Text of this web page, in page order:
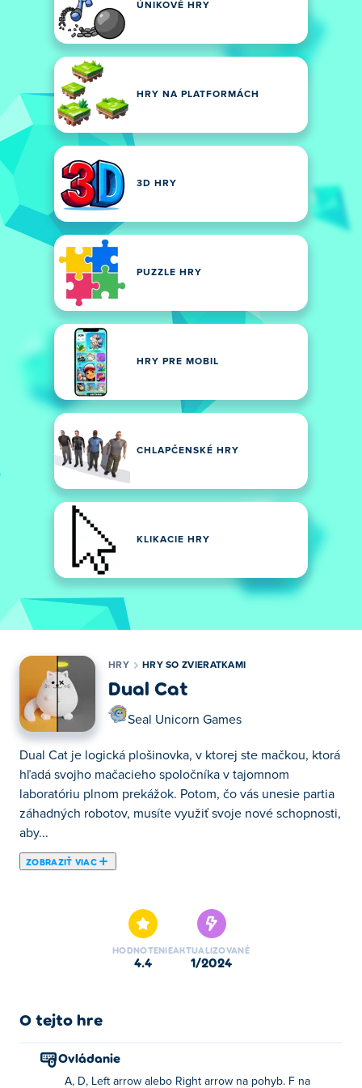
ÚNIKOVÉ HRY
HRY NA PLATFORMÁCH
3D HRY
PUZZLE HRY
HRY PRE MOBIL
CHLAPČENSKÉ HRY
KLIKACIE HRY
HRY HRY SO ZVIERATKAMI
Dual Cat
Seal Unicorn Games
Dual Cat je logická plošinovka, v ktorej ste mačkou, ktorá
hľadá svojho mačacieho spoločníka v tajomnom
laboratóriu plnom prekážok. Potom, čo vás unesie partia
záhadných robotov, musíte využiť svoje nové schopnosti,
aby...
ZOBRAZIŤ VIAC
laboratóriu plnom prekážok. Potom, čo vás unesie partia
záhadných robotov, musíte využiť svoje nové schopnosti,
aby ste zostali nažive a unikli z nebezpečného
hviezdy a potom vyzdvihnúť ryby. Máte moc hrať mŕtveho
dočasne neporaziteľní, kedykoľvek sa ocitnete v
nebezpečnej situácii – útočiaci nepriatelia cez vás len
HODNOTENIE
4.4
AKTUALIZOVANÉ
1/2024
O tejto hre
Ovládanie
A, D, Left arrow alebo Right arrow na pohyb. F na